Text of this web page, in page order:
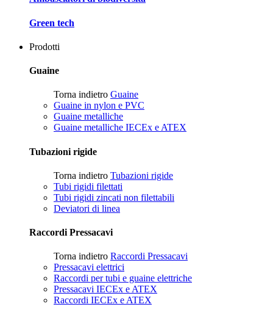
Green tech
Prodotti
Guaine
Torna indietro Guaine
Guaine in nylon e PVC
Guaine metalliche
Guaine metalliche IECEx e ATEX
Tubazioni rigide
Torna indietro Tubazioni rigide
Tubi rigidi filettati
Tubi rigidi zincati non filettabili
Deviatori di linea
Raccordi Pressacavi
Torna indietro Raccordi Pressacavi
Pressacavi elettrici
Raccordi per tubi e guaine elettriche
Pressacavi IECEx e ATEX
Raccordi IECEx e ATEX